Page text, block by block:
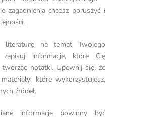
zagadnienia chcesz poruszyć i
literaturę na temat Twojego
informacje, które Cię
tworząc notatki. Upewnij się, że
które wykorzystujesz,
źródeł.
informacje powinny być